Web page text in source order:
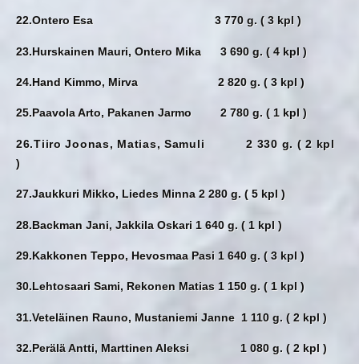
22.Ontero Esa 3 770 g. ( 3 kpl )
23.Hurskainen Mauri, Ontero Mika 3 690 g. ( 4 kpl )
24.Hand Kimmo, Mirva 2 820 g. ( 3 kpl )
25.Paavola Arto, Pakanen Jarmo 2 780 g. ( 1 kpl )
26.Tiiro Joonas, Matias, Samuli 2 330 g. ( 2 kpl
)
27.Jaukkuri Mikko, Liedes Minna 2 280 g. ( 5 kpl )
28.Backman Jani, Jakkila Oskari 1 640 g. ( 1 kpl )
29.Kakkonen Teppo, Hevosmaa Pasi 1 640 g. ( 3 kpl )
30.Lehtosaari Sami, Rekonen Matias 1 150 g. ( 1 kpl )
31.Veteläinen Rauno, Mustaniemi Janne 1 110 g. ( 2 kpl )
32.Perälä Antti, Marttinen Aleksi 1 080 g. ( 2 kpl )